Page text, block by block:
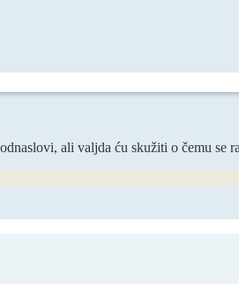
ali valjda ću skužiti o čemu se